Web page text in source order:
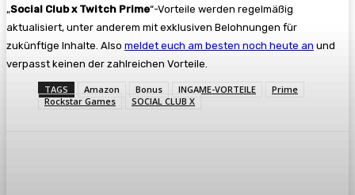
„Social Club x Twitch Prime“-Vorteile werden regelmäßig
aktualisiert, unter anderem mit exklusiven Belohnungen für
zukünftige Inhalte. Also meldet euch am besten noch heute an und
verpasst keinen der zahlreichen Vorteile.
TAGS Amazon Bonus INGAME-VORTEILE
Prime
Rockstar Games
SOCIAL CLUB X